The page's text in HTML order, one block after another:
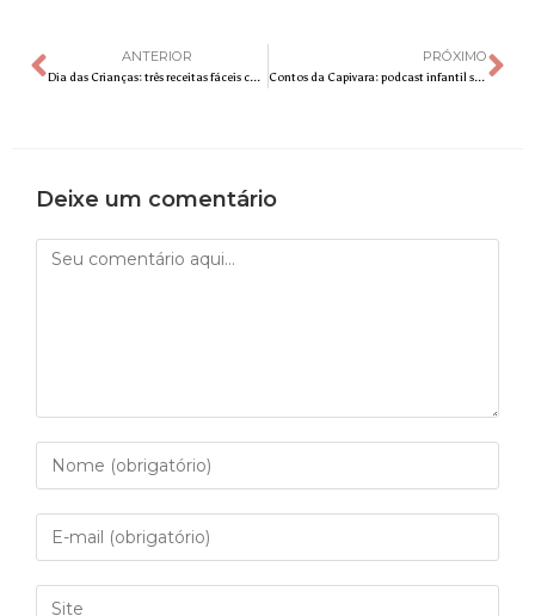
ANTERIOR
Dia das Crianças: três receitas fáceis com Mocoquinha para fazer com os pequenos
PRÓXIMO
Contos da Capivara: podcast infantil sobre sustentabilidade e meio ambiente lança novos episódios fortalecendo autores nacionais
Deixe um comentário